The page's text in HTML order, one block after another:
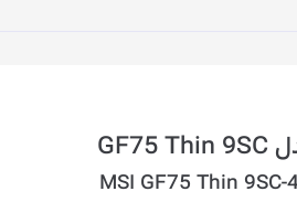
MSI GF75 Thin